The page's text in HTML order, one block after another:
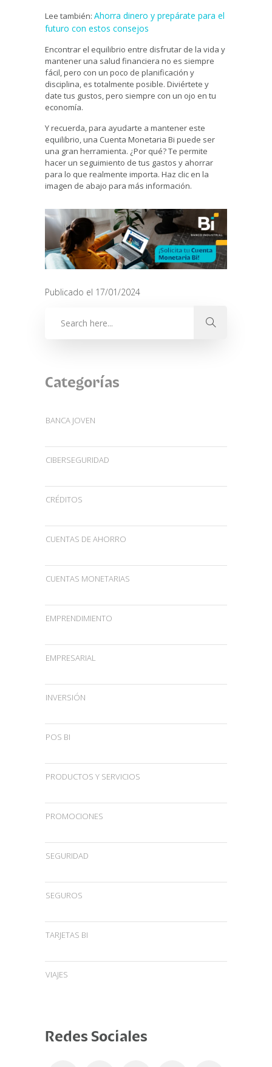
Lee también: Ahorra dinero y prepárate para el
futuro con estos consejos
Encontrar el equilibrio entre disfrutar de la vida y
mantener una salud financiera no es siempre
fácil, pero con un poco de planificación y
disciplina, es totalmente posible. Diviértete y
date tus gustos, pero siempre con un ojo en tu
economía.
Y recuerda, para ayudarte a mantener este
equilibrio, una Cuenta Monetaria Bi puede ser
una gran herramienta. ¿Por qué? Te permite
hacer un seguimiento de tus gastos y ahorrar
para lo que realmente importa. Haz clic en la
imagen de abajo para más información.
Publicado el 17/01/2024
Categorías
BANCA JOVEN
CIBERSEGURIDAD
CRÉDITOS
CUENTAS DE AHORRO
CUENTAS MONETARIAS
EMPRENDIMIENTO
EMPRESARIAL
INVERSIÓN
POS BI
PRODUCTOS Y SERVICIOS
PROMOCIONES
SEGURIDAD
SEGUROS
TARJETAS BI
VIAJES
Redes Sociales